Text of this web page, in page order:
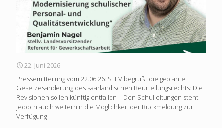
22. Juni 2026
Pressemitteilung vom 22.06.26: SLLV begrüßt die geplante
Gesetzesänderung des saarländischen Beurteilungsrechts: Die
Revisionen sollen künftig entfallen – Den Schulleitungen steht
jedoch auch weiterhin die Möglichkeit der Rückmeldung zur
Verfügung